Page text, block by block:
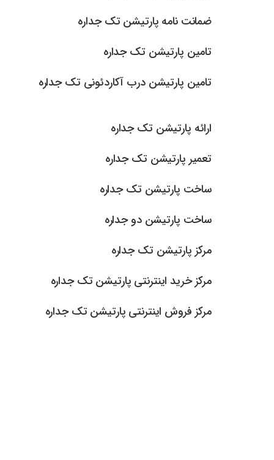
ضمانت نامه پارتیشن تک جداره
تامین پارتیشن تک جداره
تامین پارتیشن درب آکاردئونی تک جداره
ارائه پارتیشن تک جداره
تعمیر پارتیشن تک جداره
ساخت پارتیشن تک جداره
ساخت پارتیشن دو جداره
مرکز پارتیشن تک جداره
مرکز خرید اینترنتی پارتیشن تک جداره
مرکز فروش اینترنتی پارتیشن تک جداره